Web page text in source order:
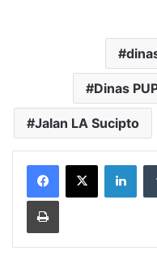
Dinas
Jalan LA Sucipto
Print